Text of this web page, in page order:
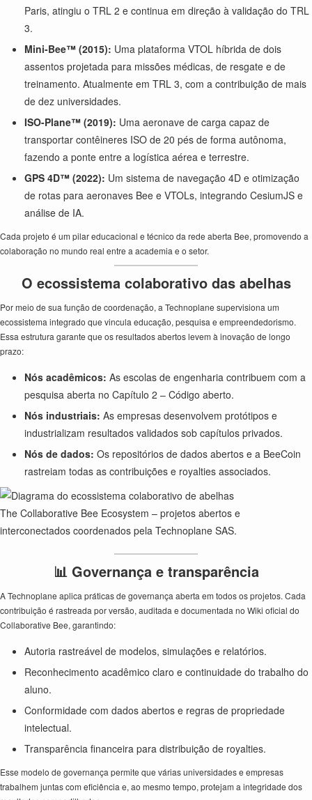
Paris, atingiu o TRL 2 e continua em direção à validação do TRL
3.
Mini-Bee™ (2015): Uma plataforma VTOL híbrida de dois
assentos projetada para missões médicas, de resgate e de
treinamento. Atualmente em TRL 3, com a contribuição de mais
de dez universidades.
ISO-Plane™ (2019): Uma aeronave de carga capaz de
transportar contêineres ISO de 20 pés de forma autônoma,
fazendo a ponte entre a logística aérea e terrestre.
GPS 4D™ (2022): Um sistema de navegação 4D e otimização
de rotas para aeronaves Bee e VTOLs, integrando CesiumJS e
análise de IA.
Cada projeto é um pilar educacional e técnico da rede aberta Bee, promovendo a
colaboração no mundo real entre a academia e o setor.
O ecossistema colaborativo das abelhas
Por meio de sua função de coordenação, a Technoplane supervisiona um
ecossistema integrado que vincula educação, pesquisa e empreendedorismo.
Essa estrutura garante que os resultados abertos levem à inovação de longo
prazo:
Nós acadêmicos: As escolas de engenharia contribuem com a
pesquisa aberta no Capítulo 2 – Código aberto.
Nós industriais: As empresas desenvolvem protótipos e
industrializam resultados validados sob capítulos privados.
Nós de dados: Os repositórios de dados abertos e a BeeCoin
rastreiam todas as contribuições e royalties associados.
The Collaborative Bee Ecosystem – projetos abertos e
interconectados coordenados pela Technoplane SAS.
📊 Governança e transparência
A Technoplane aplica práticas de governança aberta em todos os projetos. Cada
contribuição é rastreada por versão, auditada e documentada no Wiki oficial do
Collaborative Bee, garantindo:
Autoria rastreável de modelos, simulações e relatórios.
Reconhecimento acadêmico claro e continuidade do trabalho do
aluno.
Conformidade com dados abertos e regras de propriedade
intelectual.
Transparência financeira para distribuição de royalties.
Esse modelo de governança permite que várias universidades e empresas
trabalhem juntas com eficiência e, ao mesmo tempo, protejam a integridade dos